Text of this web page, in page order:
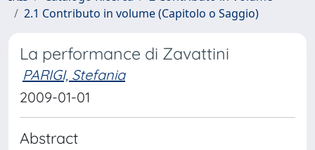
2.1 Contributo in volume (Capitolo o Saggio)
La performance di Zavattini
PARIGI, Stefania
2009-01-01
Abstract